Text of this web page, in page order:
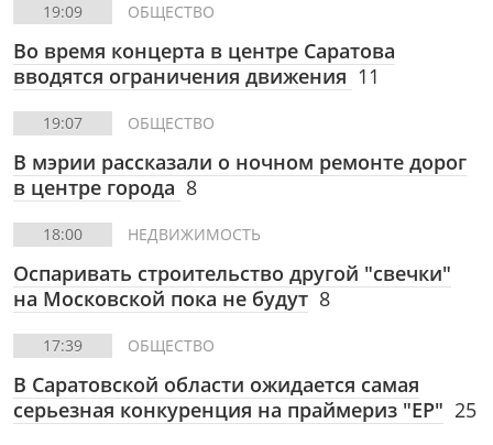
19:09 ОБЩЕСТВО
Во время концерта в центре Саратова
вводятся ограничения движения 11
19:07 ОБЩЕСТВО
В мэрии рассказали о ночном ремонте дорог
в центре города 8
18:00 НЕДВИЖИМОСТЬ
Оспаривать строительство другой "свечки"
на Московской пока не будут 8
17:39 ОБЩЕСТВО
В Саратовской области ожидается самая
серьезная конкуренция на праймериз "ЕР" 25